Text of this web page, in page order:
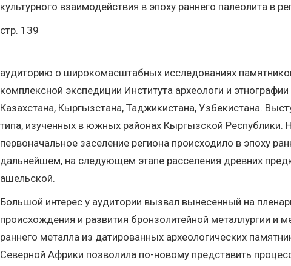
культурного взаимодействия в эпоху раннего палеолита в
стр. 139
аудиторию о широкомасштабных исследованиях
комплексной экспедиции Института археологи и
Казахстана, Кыргызстана, Таджикистана, Узбекистана.
типа, изученных в южных районах Кыргызской Республики.
первоначальное заселение региона происходило в эпоху
дальнейшем, на следующем этапе расселения древних
ашельской.
Большой интерес у аудитории вызвал вынесенный на
происхождения и развития бронзолитейной металлургии
раннего металла из датированных археологических
Северной Африки позволила по-новому представить